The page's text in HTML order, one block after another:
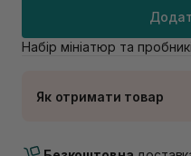
Набір мініатюр та
Як отримати товар
В наявності